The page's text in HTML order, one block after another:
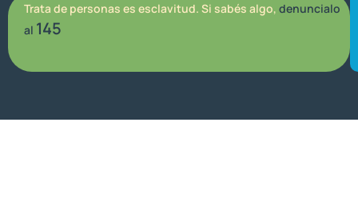
Trata de personas es esclavitud. Si sabés algo, denuncialo
al 145